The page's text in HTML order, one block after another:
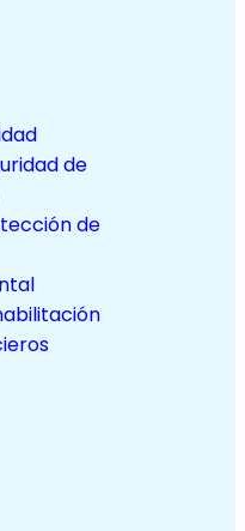
de
de